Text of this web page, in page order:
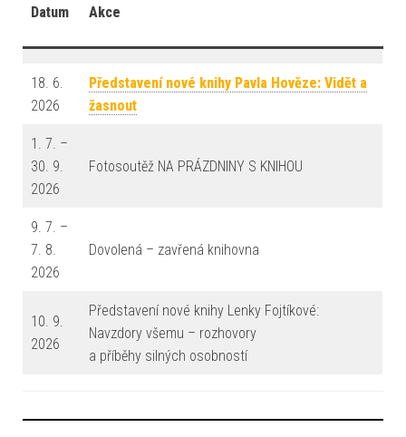
Datum Akce
18. 6.
2026
Představení nové knihy Pavla Hověze: Vidět a
žasnout
1. 7. –
30. 9.
2026
Fotosoutěž NA PRÁZDNINY S KNIHOU
9. 7. –
7. 8.
2026
Dovolená – zavřená knihovna
10. 9.
2026
Představení nové knihy Lenky Fojtíkové:
Navzdory všemu – rozhovory
a příběhy silných osobností